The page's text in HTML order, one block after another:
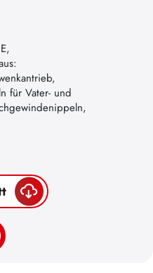
für Vater- und